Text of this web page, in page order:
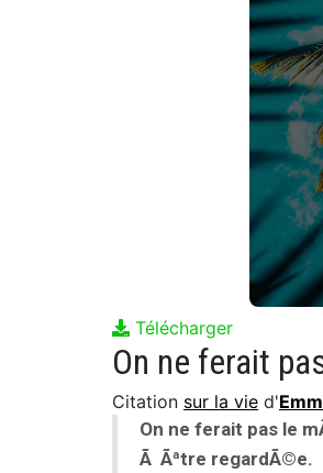
Télécharger
Citation sur la vie d'
On ne ferait pas le
Ã Ãªtre regardÃ©e.